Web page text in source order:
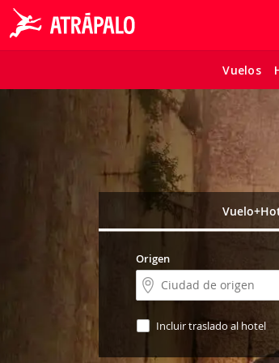
Vuelos
Origen
Incluir traslado al hotel